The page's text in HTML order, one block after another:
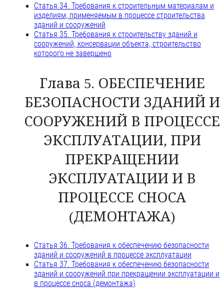
Статья 34. Требования к строительным материалам и
изделиям, применяемым в процессе строительства
зданий и сооружений
Статья 35. Требования к строительству зданий и
сооружений, консервации объекта, строительство
которого не завершено
Глава 5. ОБЕСПЕЧЕНИЕ
БЕЗОПАСНОСТИ ЗДАНИЙ И
СООРУЖЕНИЙ В ПРОЦЕССЕ
ЭКСПЛУАТАЦИИ, ПРИ
ПРЕКРАЩЕНИИ
ЭКСПЛУАТАЦИИ И В
ПРОЦЕССЕ СНОСА
(ДЕМОНТАЖА)
Статья 36. Требования к обеспечению безопасности
зданий и сооружений в процессе эксплуатации
Статья 37. Требования к обеспечению безопасности
зданий и сооружений при прекращении эксплуатации и
в процессе сноса (демонтажа)